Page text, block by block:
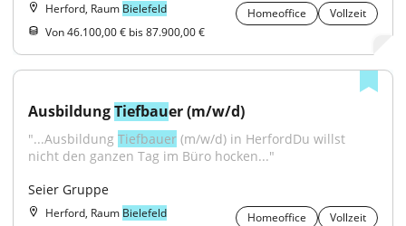
Herford, Raum Bielefeld Homeoffice
Vollzeit
Von 46.100,00 € bis 87.900,00 €
Ausbildung Tiefbauer (m/w/d)
"...Ausbildung Tiefbauer (m/w/d) in HerfordDu willst
nicht den ganzen Tag im Büro hocken..."
Seier Gruppe
Herford, Raum Bielefeld Homeoffice
Vollzeit